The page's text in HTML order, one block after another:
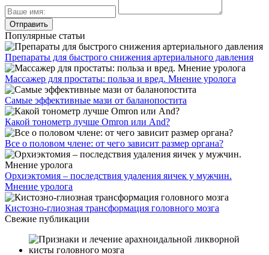
Популярные статьи
Препараты для быстрого снижения артериального давления
Массажер для простаты: польза и вред. Мнение уролога
Самые эффективные мази от баланопостита
Какой тонометр лучше Omron или And?
Все о половом члене: от чего зависит размер органа?
Орхиэктомия – последствия удаления яичек у мужчин.
Мнение уролога
Кистозно-глиозная трансформация головного мозга
Свежие публикации